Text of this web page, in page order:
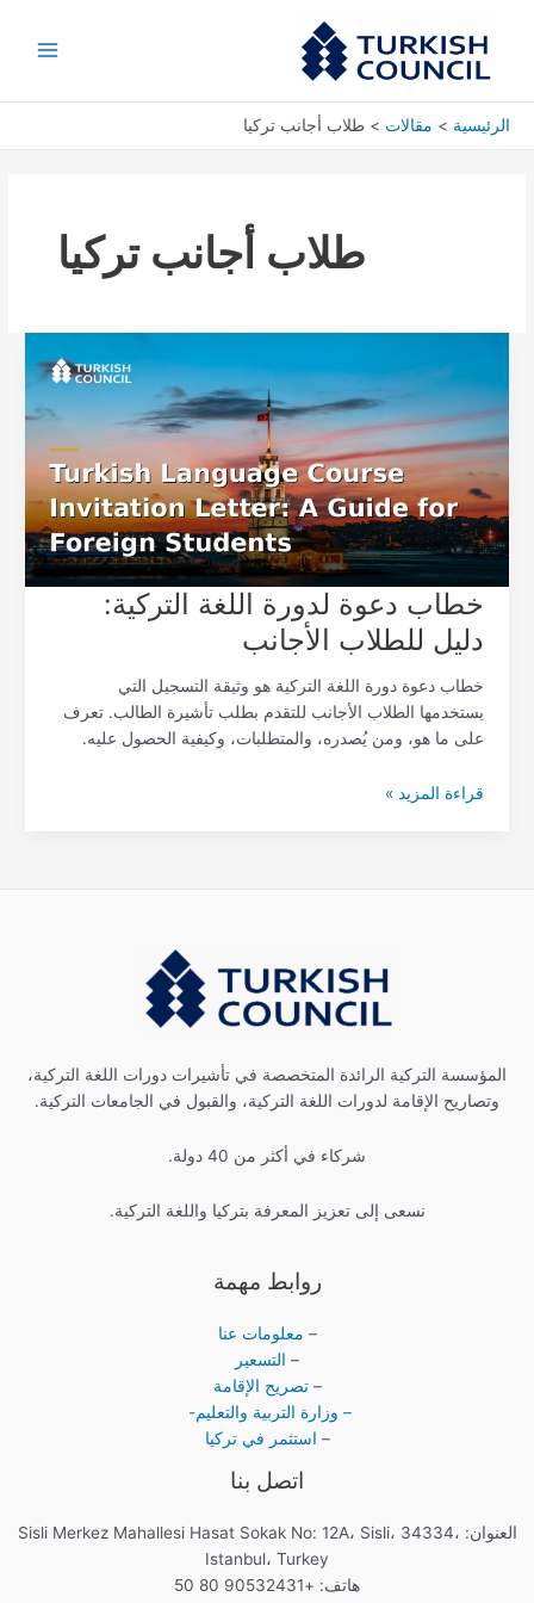
المحتوى
الرئيسية مقالات طلاب أجانب تركيا
طلاب أجانب تركيا
خطاب دعوة لدورة اللغة التركية:
دليل للطلاب الأجانب
خطاب دعوة دورة اللغة التركية هو وثيقة التسجيل التي
يستخدمها الطلاب الأجانب للتقدم بطلب تأشيرة الطالب. تعرف
على ما هو، ومن يُصدره، والمتطلبات، وكيفية الحصول عليه.
دعوة
لدورة
قراءة المزيد »
المؤسسة التركية الرائدة المتخصصة في تأشيرات دورات اللغة التركية،
وتصاريح الإقامة لدورات اللغة التركية، والقبول في الجامعات التركية.
شركاء في أكثر من 40 دولة.
نسعى إلى تعزيز المعرفة بتركيا واللغة التركية.
روابط مهمة
– معلومات عنا
– التسعير
–تصريح الإقامة
– وزارة التربية والتعليم-
– استثمر في تركيا
اتصل بنا
العنوان: Sisli Merkez Mahallesi Hasat Sokak No: 12A، Sisli، 34334،
Istanbul، Turkey
هاتف: +90532431 80 50